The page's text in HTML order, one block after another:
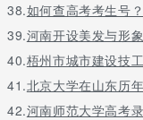
38.如何查高考考生号
39.河南开设美发与形
40.梧州市城市建设技
41.北京大学在山东历
42.河南师范大学高考